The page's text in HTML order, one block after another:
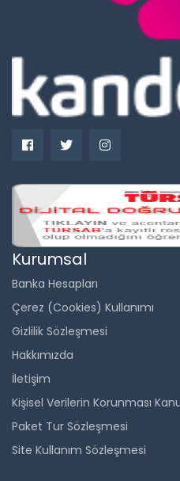
Kurumsal
Banka Hesapları
Çerez (Cookies) Kullanımı
Gizlilik Sözleşmesi
Hakkımızda
İletişim
Kişisel Verilerin Korunması
Paket Tur Sözleşmesi
Site Kullanım Sözleşmesi